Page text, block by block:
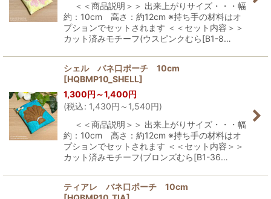
＜＜商品説明＞＞ 出来上がりサイズ・・・幅
約：10cm 高さ：約12cm ※持ち手の材料はオ
プションでセットされます ＜＜セット内容＞＞
カット済みモチーフ(ウスピンクむら[B1-8…
シェル バネ口ポーチ 10cm
[HQBMP10_SHELL]
1,300円 ～1,400円
(税込: 1,430円 ～1,540円)
＜＜商品説明＞＞ 出来上がりサイズ・・・幅
約：10cm 高さ：約12cm ※持ち手の材料はオ
プションでセットされます ＜＜セット内容＞＞
カット済みモチーフ(ブロンズむら[B1-36…
ティアレ バネ口ポーチ 10cm